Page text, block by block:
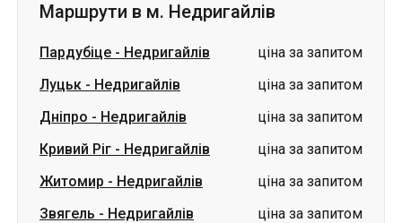
Маршрути в м. Недригайлів
Пардубіце - Недригайлів
ціна за запитом
Луцьк - Недригайлів
ціна за запитом
Дніпро - Недригайлів
ціна за запитом
Кривий Ріг - Недригайлів
ціна за запитом
Житомир - Недригайлів
ціна за запитом
Звягель - Недригайлів
ціна за запитом